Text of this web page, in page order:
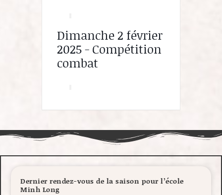
Dimanche 2 février
2025 - Compétition
combat
Dernier rendez-vous de la saison pour l’école
Minh Long